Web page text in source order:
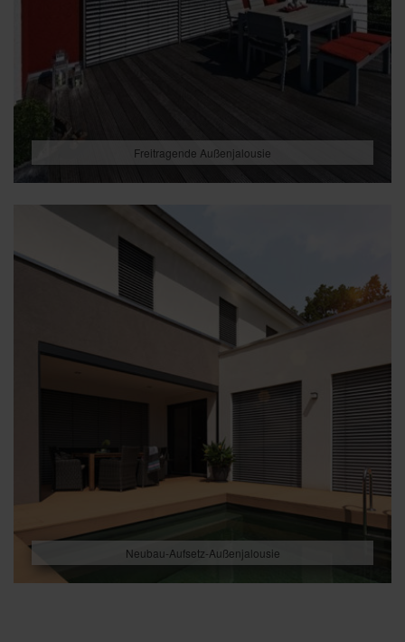
Freitragende Außenjalousie
Neubau-Aufsetz-Außenjalousie